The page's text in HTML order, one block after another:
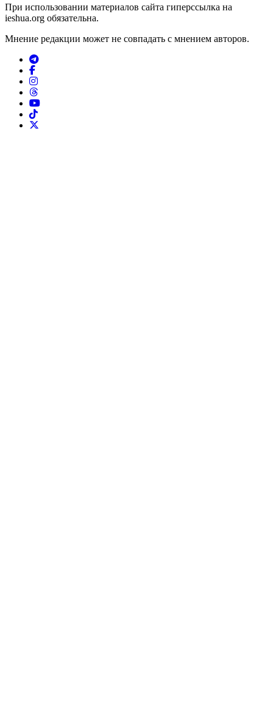
При использовании материалов сайта гиперссылка на
ieshua.org обязательна.
Мнение редакции может не совпадать с мнением авторов.